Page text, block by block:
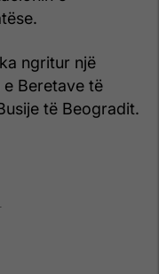
ngritur një
Beretave të
të Beogradit.